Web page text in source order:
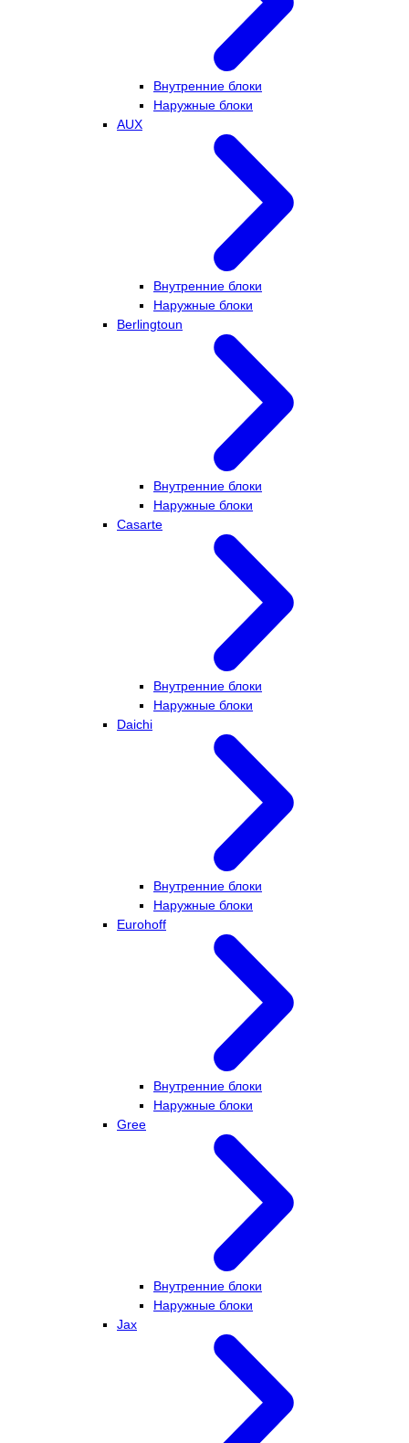
Внутренние блоки
Наружные блоки
AUX
Внутренние блоки
Наружные блоки
Berlingtoun
Внутренние блоки
Наружные блоки
Casarte
Внутренние блоки
Наружные блоки
Daichi
Внутренние блоки
Наружные блоки
Eurohoff
Внутренние блоки
Наружные блоки
Gree
Внутренние блоки
Наружные блоки
Jax